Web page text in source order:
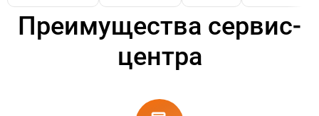
Преимущества сервис-
центра